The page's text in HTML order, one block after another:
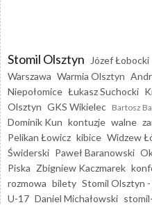
Stomil Olsztyn Józef Łobocki
Warszawa Warmia Olsztyn
Niepołomice Łukasz Suchocki
Olsztyn GKS Wikielec Bartosz
Dominik Kun kontuzje walne
Pelikan Łowicz kibice Widzew
Świderski Paweł Baranowski
Piska Zbigniew Kaczmarek
rozmowa bilety Stomil Olsztyn
U-17 Daniel Michałowski